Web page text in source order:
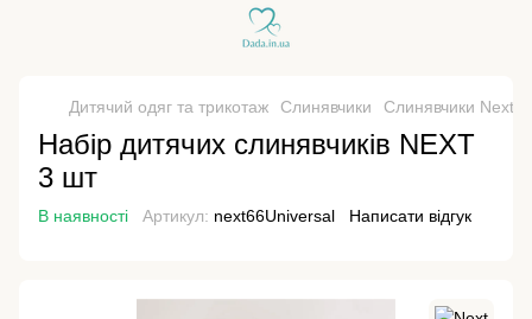
Дитячий одяг та трикотаж Слинявчики Слинявчики Next
Набір дитячих слинявчиків NEXT
3 шт
В наявності Артикул: next66Universal Написати відгук